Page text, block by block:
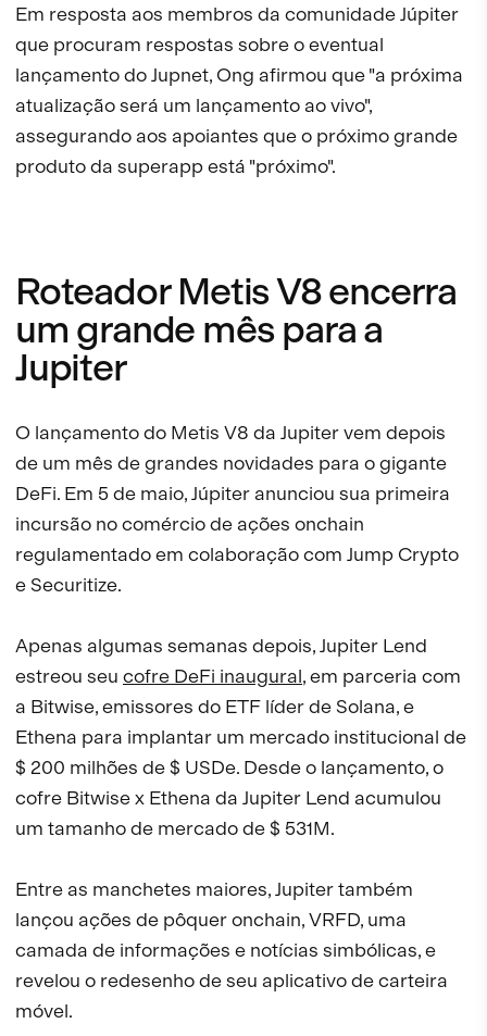
Em resposta aos membros da comunidade Júpiter
que procuram respostas sobre o eventual
lançamento do Jupnet, Ong afirmou que "a próxima
atualização será um lançamento ao vivo",
assegurando aos apoiantes que o próximo grande
produto da superapp está "próximo".
Roteador Metis V8 encerra
um grande mês para a
Jupiter
O lançamento do Metis V8 da Jupiter vem depois
de um mês de grandes novidades para o gigante
DeFi. Em 5 de maio, Júpiter anunciou sua primeira
incursão no comércio de ações onchain
regulamentado em colaboração com Jump Crypto
e Securitize.
Apenas algumas semanas depois, Jupiter Lend
estreou seu cofre DeFi inaugural, em parceria com
a Bitwise, emissores do ETF líder de Solana, e
Ethena para implantar um mercado institucional de
$ 200 milhões de $ USDe. Desde o lançamento, o
cofre Bitwise x Ethena da Jupiter Lend acumulou
um tamanho de mercado de $ 531M.
Entre as manchetes maiores, Jupiter também
lançou ações de pôquer onchain, VRFD, uma
camada de informações e notícias simbólicas, e
revelou o redesenho de seu aplicativo de carteira
móvel.